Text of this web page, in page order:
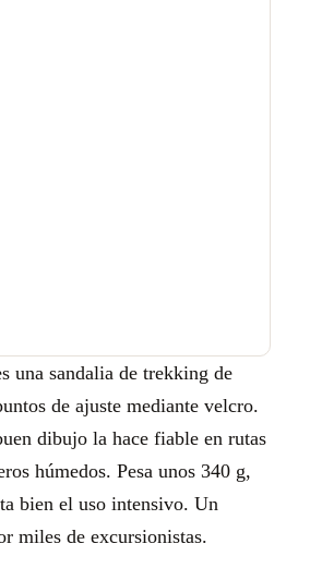
una sandalia de trekking de
de ajuste mediante velcro.
dibujo la hace fiable en rutas
húmedos. Pesa unos 340 g,
bien el uso intensivo. Un
miles de excursionistas.